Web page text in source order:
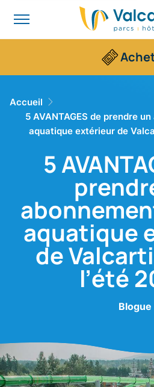
Accueil
5 AVANTAGES de prendre
aquatique extérieur de
5 AVANTAGES de
aquatique
de
l’été
Blogue